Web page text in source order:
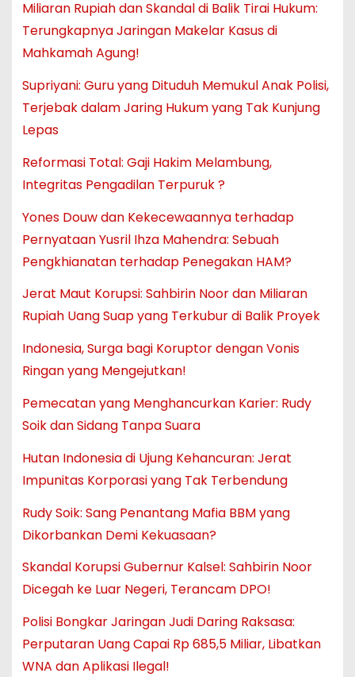
Miliaran Rupiah dan Skandal di Balik Tirai Hukum:
Terungkapnya Jaringan Makelar Kasus di
Mahkamah Agung!
Supriyani: Guru yang Dituduh Memukul Anak Polisi,
Terjebak dalam Jaring Hukum yang Tak Kunjung
Lepas
Reformasi Total: Gaji Hakim Melambung,
Integritas Pengadilan Terpuruk ?
Yones Douw dan Kekecewaannya terhadap
Pernyataan Yusril Ihza Mahendra: Sebuah
Pengkhianatan terhadap Penegakan HAM?
Jerat Maut Korupsi: Sahbirin Noor dan Miliaran
Rupiah Uang Suap yang Terkubur di Balik Proyek
Indonesia, Surga bagi Koruptor dengan Vonis
Ringan yang Mengejutkan!
Pemecatan yang Menghancurkan Karier: Rudy
Soik dan Sidang Tanpa Suara
Hutan Indonesia di Ujung Kehancuran: Jerat
Impunitas Korporasi yang Tak Terbendung
Rudy Soik: Sang Penantang Mafia BBM yang
Dikorbankan Demi Kekuasaan?
Skandal Korupsi Gubernur Kalsel: Sahbirin Noor
Dicegah ke Luar Negeri, Terancam DPO!
Polisi Bongkar Jaringan Judi Daring Raksasa:
Perputaran Uang Capai Rp 685,5 Miliar, Libatkan
WNA dan Aplikasi Ilegal!